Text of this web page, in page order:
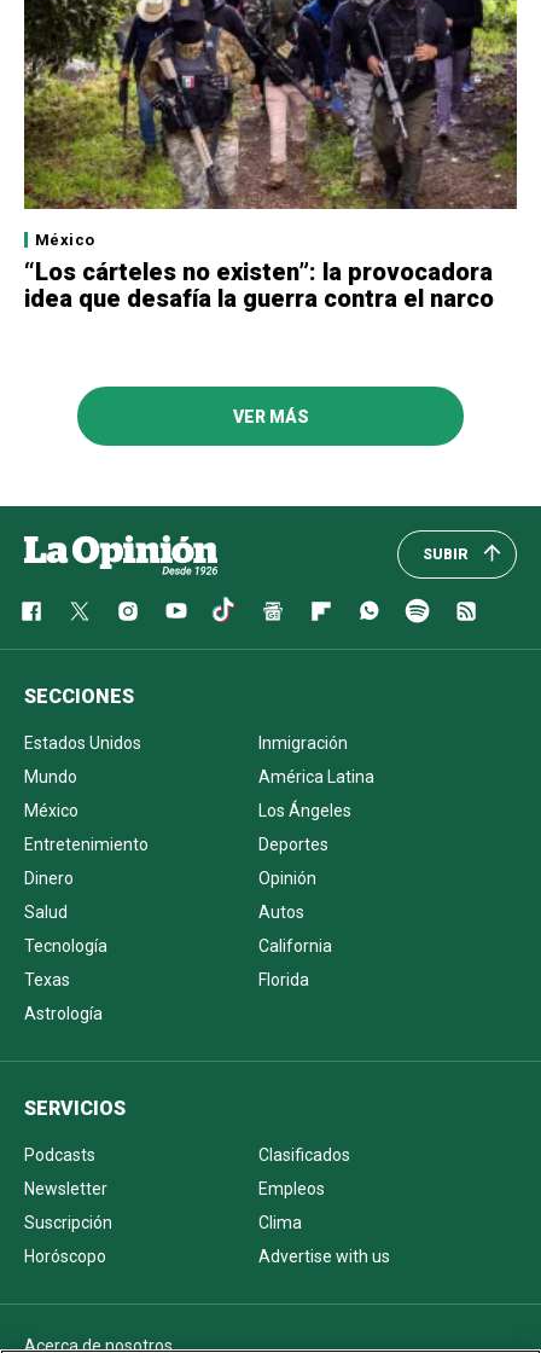
México
“Los cárteles no existen”: la provocadora
idea que desafía la guerra contra el narco
VER MÁS
SUBIR
SECCIONES
Estados Unidos
Inmigración
Mundo
América Latina
México
Los Ángeles
Entretenimiento
Deportes
Dinero
Opinión
Salud
Autos
Tecnología
California
Texas
Florida
Astrología
SERVICIOS
Podcasts
Clasificados
Newsletter
Empleos
Suscripción
Clima
Horóscopo
Advertise with us
Acerca de nosotros